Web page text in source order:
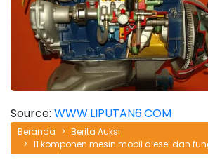
Beranda
Berita Auksi
11 komponen mesin mobil diesel dan
Source: WWW.LIPUTAN6.COM